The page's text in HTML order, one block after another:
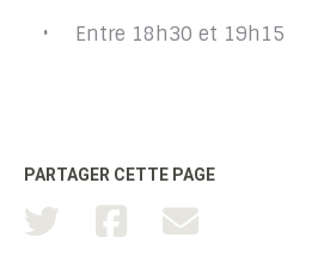
Entre 18h30 et 19h15
PARTAGER CETTE PAGE